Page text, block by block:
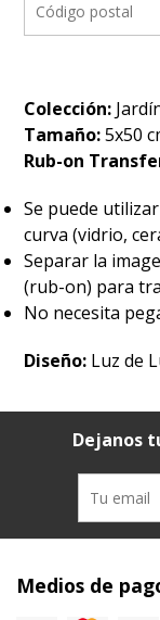
Colección:
Tamaño:5x50
Rub-on
Se puede
curva (vidrio,
Separar la
(rub-on) para
No necesita
Diseño: Luz de
Dejanos
Medios de